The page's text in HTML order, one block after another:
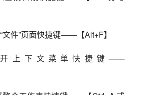
文件”页面快捷键——【Alt+F】
开上下文菜单快捷键——